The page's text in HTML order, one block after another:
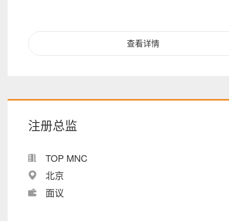
查看详情
注册总监
TOP MNC
北京
面议